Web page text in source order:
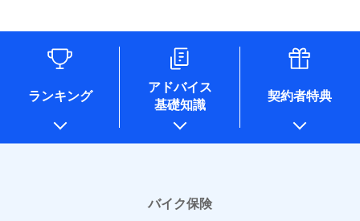
情報を取引のある他の保険会社の商品・サービスをご提案す
るために利用させていただくことがあります。）
各種セミナーの開催のため
アンケートやキャンペーン等の実施のため
上記に係る案内・手続き・管理等付帯業務を行うため
* 当社が委託を受けている保険会社の情報は、保険会社
のホームページに掲載しておりますので、ご確認くださ
あいおいニッセイ同和損害保険株式会社
ランキング
アドバイス
基礎知識
契約者特典
バイク保険